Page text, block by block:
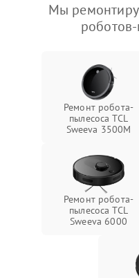
Мы
Ремонт робота-
пылесоса TCL
Sweeva 3500M
Ремонт робота-
пылесоса TCL
Sweeva 6000